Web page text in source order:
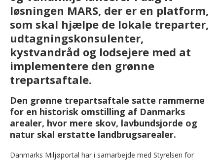
løsningen MARS, der er en platform,
som skal hjælpe de lokale treparter,
udtagningskonsulenter,
kystvandråd og lodsejere med at
implementere den grønne
trepartsaftale.
Den grønne trepartsaftale satte rammerne
for en historisk omstilling af Danmarks
arealer, hvor mere skov, lavbundsjorde og
natur skal erstatte landbrugsarealer.
Danmarks Miljøportal har i samarbejde med Styrelsen for